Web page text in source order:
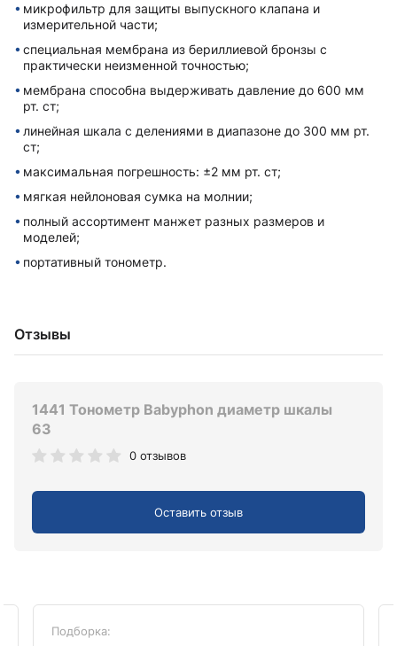
микрофильтр для защиты выпускного клапана и
измерительной части;
специальная мембрана из бериллиевой бронзы с
практически неизменной точностью;
мембрана способна выдерживать давление до 600 мм
рт. ст;
линейная шкала с делениями в диапазоне до 300 мм рт.
ст;
максимальная погрешность: ±2 мм рт. ст;
мягкая нейлоновая сумка на молнии;
полный ассортимент манжет разныx размеров и
моделей;
портативный тонометр.
Отзывы
1441 Тонометр Babyphon диаметр шкалы
63
0 отзывов
Оставить отзыв
Подборка: